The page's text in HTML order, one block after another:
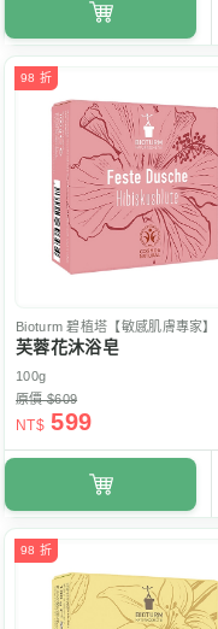
98 折
Bioturm 碧植塔【敏感肌膚專家】
芙蓉花沐浴皂
100g
原價 $609
NT$ 599
98 折